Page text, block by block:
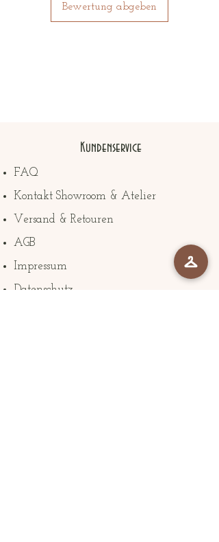
Bewertung abgeben
Kundenservice
FAQ
Kontakt Showroom & Atelier
Versand & Retouren
AGB
Impressum
Datenschutz